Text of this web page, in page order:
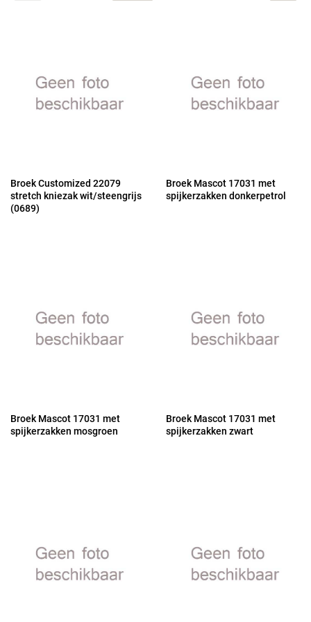
Broek Customized 22079
stretch kniezak wit/steengrijs
(0689)
Broek Mascot 17031 met
spijkerzakken donkerpetrol
Broek Mascot 17031 met
spijkerzakken mosgroen
Broek Mascot 17031 met
spijkerzakken zwart